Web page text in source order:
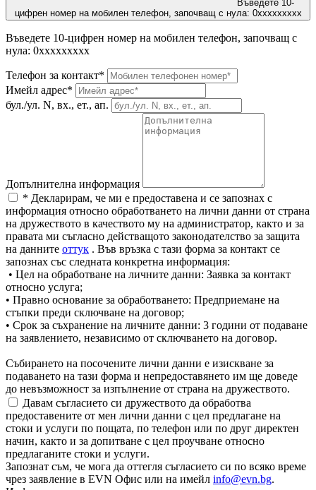
Въведете 10-
цифрен номер на мобилен телефон, започващ с нула: 0ххххххххх
Въведете 10-цифрен номер на мобилен телефон, започващ с
нула: 0ххххххххх
Телефон за контакт*
Имейл адрес*
бул./ул. N, вх., ет., ап.
Допълнителна информация
* Декларирам, че ми е предоставена и се запознах с
информация относно обработването на лични данни от страна
на дружеството в качеството му на администратор, както и за
правата ми съгласно действащото законодателство за защита
на данните оттук . Във връзка с тази форма за контакт се
запознах със следната конкретна информация:
• Цел на обработване на личните данни: Заявка за контакт
относно услуга;
• Правно основание за обработването: Предприемане на
стъпки преди сключване на договор;
• Срок за съхранение на личните данни: 3 години от подаване
на заявлението, независимо от сключването на договор.
Събирането на посочените лични данни е изискване за
подаването на тази форма и непредоставянето им ще доведе
до невъзможност за изпълнение от страна на дружеството.
Давам съгласието си дружеството да обработва
предоставените от мен лични данни с цел предлагане на
стоки и услуги по пощата, по телефон или по друг директен
начин, както и за допитване с цел проучване относно
предлаганите стоки и услуги.
Запознат съм, че мога да оттегля съгласието си по всяко време
чрез заявление в EVN Офис или на имейл info@evn.bg.